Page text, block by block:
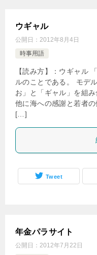
ウギャル
公開日： 2012年8月4日
時事用語
【読み方】：ウギャル
ルのことである。 モデ
お」と「ギャル」を組
他に海への感謝と若者
[…]
Tweet
年金パラサイト
公開日： 2012年7月22日